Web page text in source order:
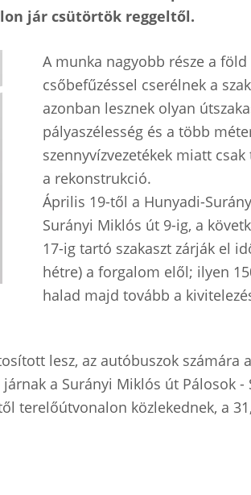
jár csütörtök reggeltől.
A munka nagyobb része a
csőbefűzéssel cserélnek a
azonban lesznek olyan
pályaszélesség és a több
szennyvízvezetékek miatt
a rekonstrukció.
Április 19-től a Hunyadi-
Surányi Miklós út 9-ig, a
17-ig tartó szakaszt zárják el
hétre) a forgalom elől; ilyen
halad majd tovább a
lesz, az autóbuszok számára
a Surányi Miklós út Pálosok -
terelőútvonalon közlekednek, a